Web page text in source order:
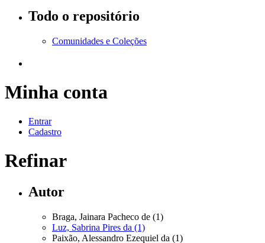
Todo o repositório
Comunidades e Coleções
Minha conta
Entrar
Cadastro
Refinar
Autor
Braga, Jainara Pacheco de (1)
Luz, Sabrina Pires da (1)
Paixão, Alessandro Ezequiel da (1)